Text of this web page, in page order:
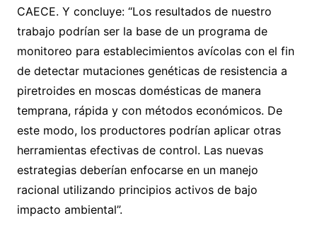
CAECE. Y concluye: “Los resultados de nuestro
trabajo podrían ser la base de un programa de
monitoreo para establecimientos avícolas con el fin
de detectar mutaciones genéticas de resistencia a
piretroides en moscas domésticas de manera
temprana, rápida y con métodos económicos. De
este modo, los productores podrían aplicar otras
herramientas efectivas de control. Las nuevas
estrategias deberían enfocarse en un manejo
racional utilizando principios activos de bajo
impacto ambiental”.